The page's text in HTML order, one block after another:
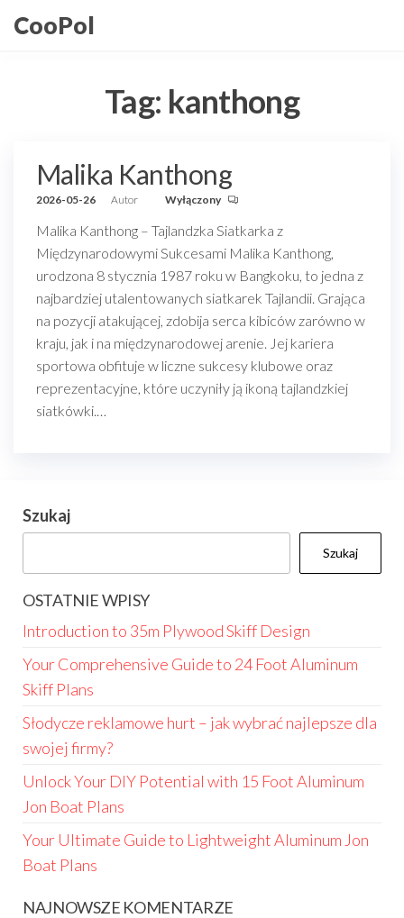
doCooPol
Tag: kanthong
Malika Kanthong
2026-05-26 Autor Wyłączony
Malika Kanthong – Tajlandzka Siatkarka z
Międzynarodowymi Sukcesami Malika Kanthong,
urodzona 8 stycznia 1987 roku w Bangkoku, to jedna z
najbardziej utalentowanych siatkarek Tajlandii. Grająca
na pozycji atakującej, zdobija serca kibiców zarówno w
kraju, jak i na międzynarodowej arenie. Jej kariera
sportowa obfituje w liczne sukcesy klubowe oraz
reprezentacyjne, które uczyniły ją ikoną tajlandzkiej
siatkówki.…
Szukaj
Szukaj
OSTATNIE WPISY
Introduction to 35m Plywood Skiff Design
Your Comprehensive Guide to 24 Foot Aluminum
Skiff Plans
Słodycze reklamowe hurt – jak wybrać najlepsze dla
swojej firmy?
Unlock Your DIY Potential with 15 Foot Aluminum
Jon Boat Plans
Your Ultimate Guide to Lightweight Aluminum Jon
Boat Plans
NAJNOWSZE KOMENTARZE